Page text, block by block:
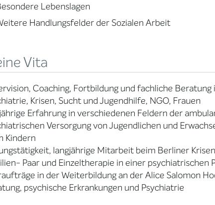
Lebenslagen
Handlungsfelder der Sozialen Arbeit
Vita
Coaching, Fortbildung und fachliche
Krisen, Sucht und Jugendhilfe, NGO, Frauen
Erfahrung in verschiedenen Feldern der
Versorgung von Jugendlichen und
Kindern
langjährige Mitarbeit beim Berliner
Paar und Einzeltherapie in einer psychiatrischen
in der Weiterbildung an der Alice Salomon
psychische Erkrankungen und Psychiatrie